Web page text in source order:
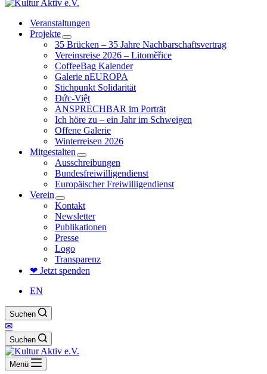
Veranstaltungen
Projekte
35 Brücken – 35 Jahre Nachbarschaftsvertrag
Vereinsreise 2026 – Litoměřice
CoffeeBag Kalender
Galerie nEUROPA
Stichpunkt Solidarität
Đức-Việt
ANSPRECHBAR im Porträt
Ich höre zu – ein Jahr im Schweigen
Offene Galerie
Winterreisen 2026
Mitgestalten
Ausschreibungen
Bundesfreiwilligendienst
Europäischer Freiwilligendienst
Verein
Kontakt
Newsletter
Publikationen
Presse
Logo
Transparenz
❤ Jetzt spenden
EN
Suchen
✉
Suchen
Menü